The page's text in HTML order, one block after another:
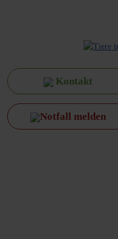
Kontakt
Notfall melden